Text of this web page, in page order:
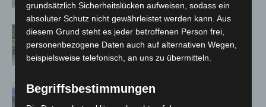
Region Hannover: 21 neue
Notfallsanitäter starten beim Roten
Kreuz
Mann läuft mit Hockeyschläger über
grundsätzlich Sicherheitslücken aufweisen, sodass ein
absoluter Schutz nicht gewährleistet werden kann. Aus
diesem Grund steht es jeder betroffenen Person frei,
personenbezogene Daten auch auf alternativen Wegen,
beispielsweise telefonisch, an uns zu übermitteln.
Begriffsbestimmungen